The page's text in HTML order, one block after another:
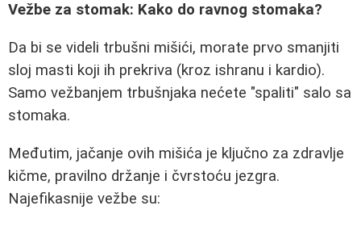
Vežbe za stomak: Kako do ravnog stomaka?
Da bi se videli trbušni mišići, morate prvo smanjiti
sloj masti koji ih prekriva (kroz ishranu i kardio).
Samo vežbanjem trbušnjaka nećete "spaliti" salo sa
stomaka.
Međutim, jačanje ovih mišića je ključno za zdravlje
kičme, pravilno držanje i čvrstoću jezgra.
Najefikasnije vežbe su: